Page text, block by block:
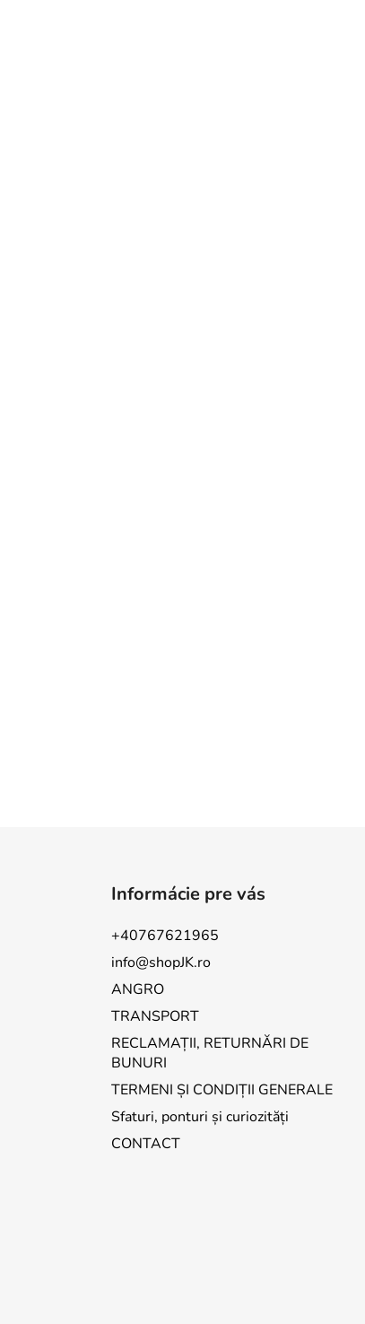
Informácie pre vás
+40767621965
info@shopJK.ro
ANGRO
TRANSPORT
RECLAMAȚII, RETURNĂRI DE
BUNURI
TERMENI ȘI CONDIȚII GENERALE
Sfaturi, ponturi și curiozități
CONTACT